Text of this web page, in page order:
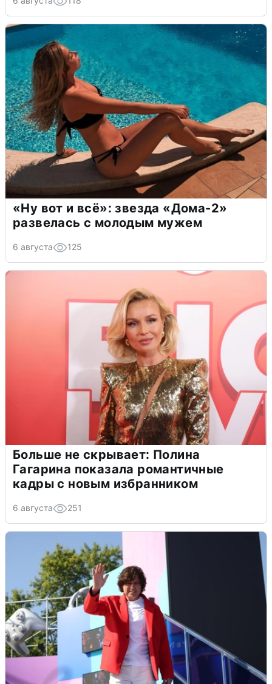
«Ну вот и всё»: звезда «Дома-2»
развелась с молодым мужем
6 августа 125
Больше не скрывает: Полина
Гагарина показала романтичные
кадры с новым избранником
6 августа 251